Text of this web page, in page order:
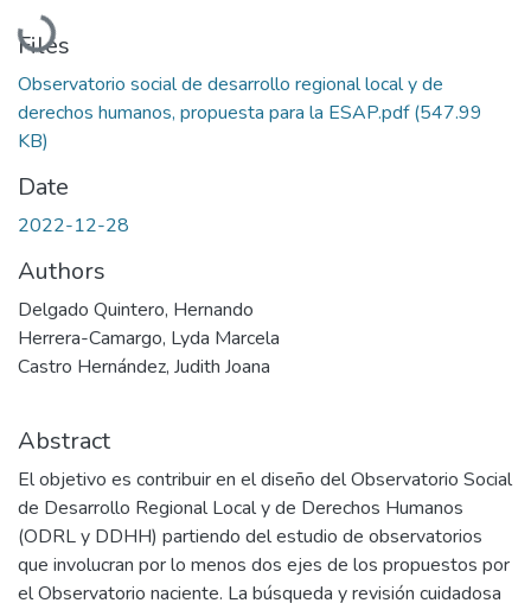
Loading...
Files
Observatorio social de desarrollo regional local y de
derechos humanos, propuesta para la ESAP.pdf(547.99
KB)
Date
2022-12-28
Authors
Delgado Quintero, Hernando
Herrera-Camargo, Lyda Marcela
Castro Hernández, Judith Joana
Abstract
El objetivo es contribuir en el diseño del Observatorio Social
de Desarrollo Regional Local y de Derechos Humanos
(ODRL y DDHH) partiendo del estudio de observatorios
que involucran por lo menos dos ejes de los propuestos por
el Observatorio naciente. La búsqueda y revisión cuidadosa